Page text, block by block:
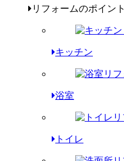
リフォームのポイント
キッチン
浴室
トイレ